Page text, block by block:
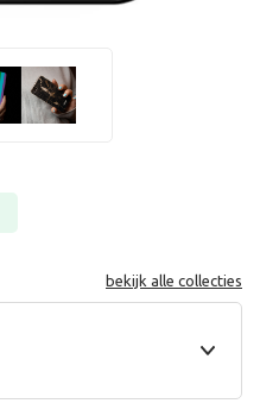
bekijk alle collecties